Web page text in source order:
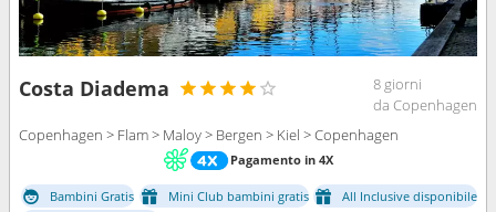
Costa Diadema
8 giorni
da Copenhagen
Copenhagen > Flam > Maloy > Bergen > Kiel > Copenhagen
Pagamento in 4X
Bambini Gratis Mini Club bambini gratis
All Inclusive disponibile